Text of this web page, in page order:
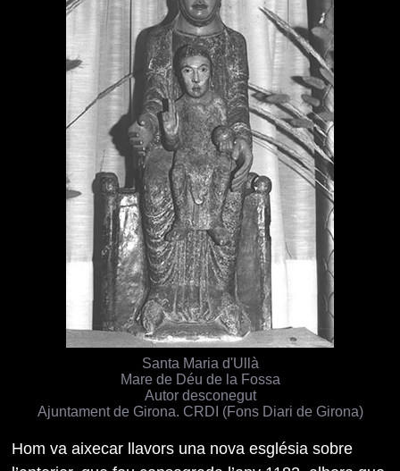
Hom va aixecar llavors una nova església sobre
Santa Maria d'Ullà
Mare de Déu de la Fossa
Autor desconegut
Ajuntament de Girona. CRDI (Fons Diari de Girona)